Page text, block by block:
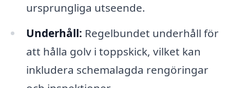
ursprungliga utseende.
Underhåll: Regelbundet underhåll för
att hålla golv i toppskick, vilket kan
inkludera schemalagda rengöringar